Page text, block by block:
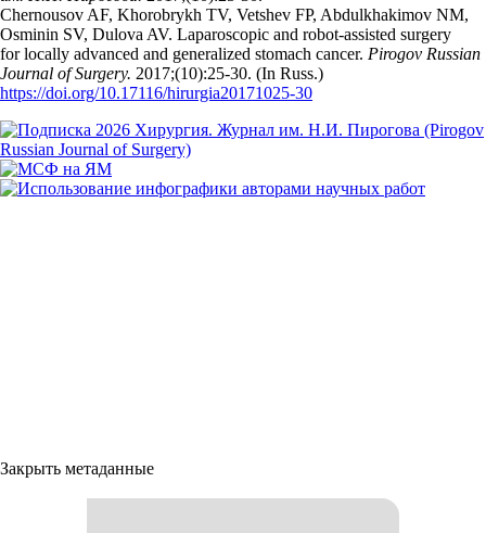
Chernousov AF, Khorobrykh TV, Vetshev FP, Abdulkhakimov NM,
Osminin SV, Dulova AV. Laparoscopic and robot-assisted surgery
for locally advanced and generalized stomach cancer. Pirogov Russian
Journal of Surgery. 2017;(10):25‑30. (In Russ.)
https://doi.org/10.17116/hirurgia20171025-30
Закрыть метаданные